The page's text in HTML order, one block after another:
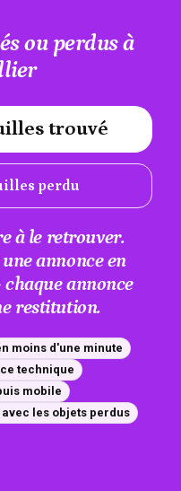
ou perdus à
trouvé
perdu
à le retrouver.
annonce en
annonce
restitution.
moins d'une minute
technique
mobile
les objets perdus